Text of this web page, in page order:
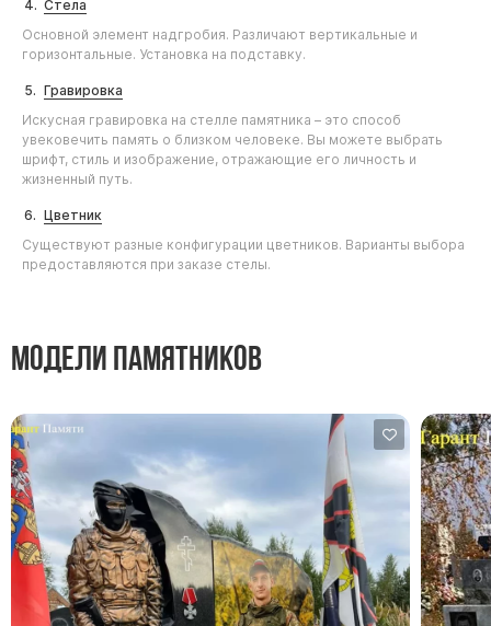
Стела
Основной элемент надгробия. Различают вертикальные и
горизонтальные. Установка на подставку.
Гравировка
Искусная гравировка на стелле памятника – это способ
увековечить память о близком человеке. Вы можете выбрать
шрифт, стиль и изображение, отражающие его личность и
жизненный путь.
Цветник
Существуют разные конфигурации цветников. Варианты выбора
предоставляются при заказе стелы.
Модели памятников